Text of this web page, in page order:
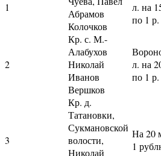
1
Абрамов
Колочков
л. на
по 1 р.
2
Кр. с. М.-
Алабухов
Николай
Иванов
Вершков
л. на
по 1 р.
3
Кр. д.
Татановки,
Сукмановской
волости,
Николай
На 20
1